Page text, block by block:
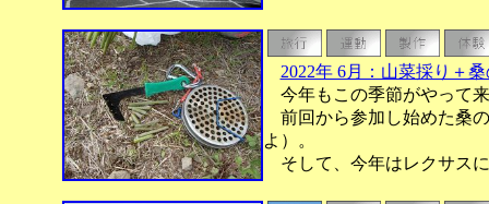
2022年 6月：山菜採り＋
今年もこの季節がやって
前回から参加し始めた桑
よ）。
そして、今年はレクサス